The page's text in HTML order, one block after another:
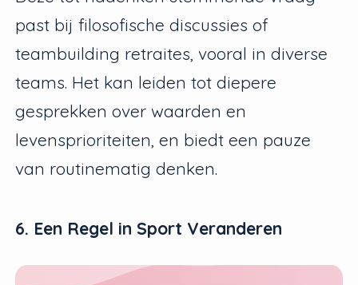
past bij filosofische discussies of
teambuilding retraites, vooral in diverse
teams. Het kan leiden tot diepere
gesprekken over waarden en
levensprioriteiten, en biedt een pauze
van routinematig denken.
6. Een Regel in Sport Veranderen